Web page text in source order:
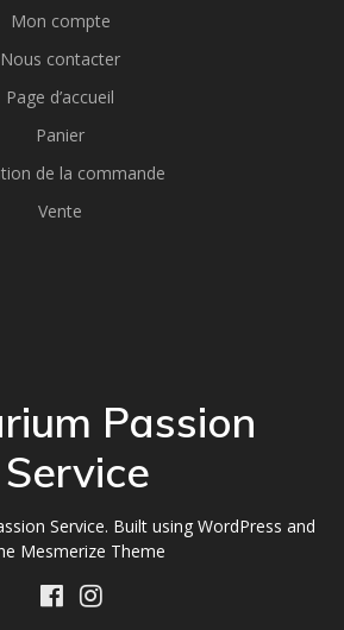
Mon compte
Nous contacter
Page d’accueil
Panier
de la commande
Vente
Passion
Service
Service. Built using WordPress and
Mesmerize Theme